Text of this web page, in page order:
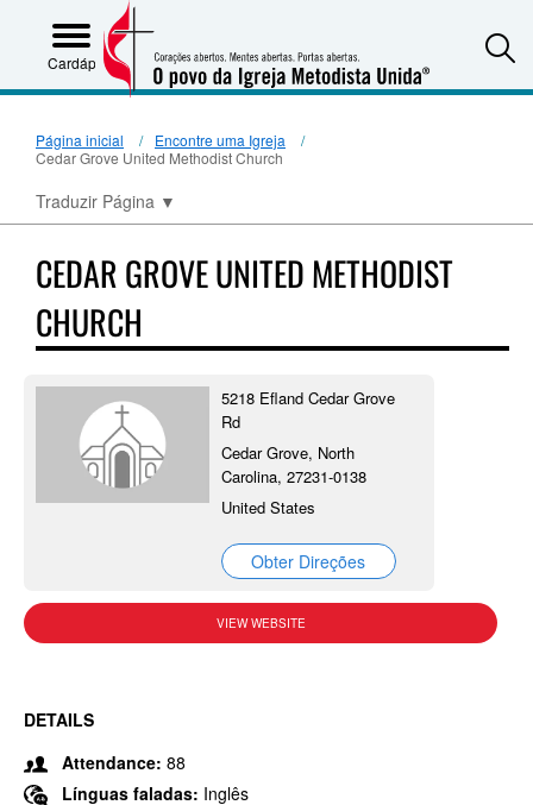
Cardápio
Página inicial
Encontre uma Igreja
Cedar Grove United Methodist Church
Traduzir Página ▼
CEDAR GROVE UNITED METHODIST
CHURCH
5218 Efland Cedar Grove
Rd
Cedar Grove, North
Carolina, 27231-0138
United States
Obter Direções
VIEW WEBSITE
DETAILS
Attendance: 88
Línguas faladas: Inglês